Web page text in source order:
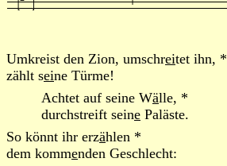
Umkreist den Zion, umschreitet ihn, *
zählt seine Türme!
Achtet auf seine Wälle, *
durchstreift seine Paläste.
So könnt ihr erzählen *
dem kommenden Geschlecht: